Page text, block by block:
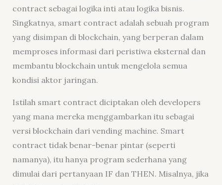
contract sebagai logika inti atau logika bisnis.
Singkatnya, smart contract adalah sebuah program
yang disimpan di blockchain, yang berperan dalam
memproses informasi dari peristiwa eksternal dan
membantu blockchain untuk mengelola semua
kondisi aktor jaringan.
Istilah smart contract diciptakan oleh developers
yang mana mereka menggambarkan itu sebagai
versi blockchain dari vending machine. Smart
contract tidak benar-benar pintar (seperti
namanya), itu hanya program sederhana yang
dimulai dari pertanyaan IF dan THEN. Misalnya, jika